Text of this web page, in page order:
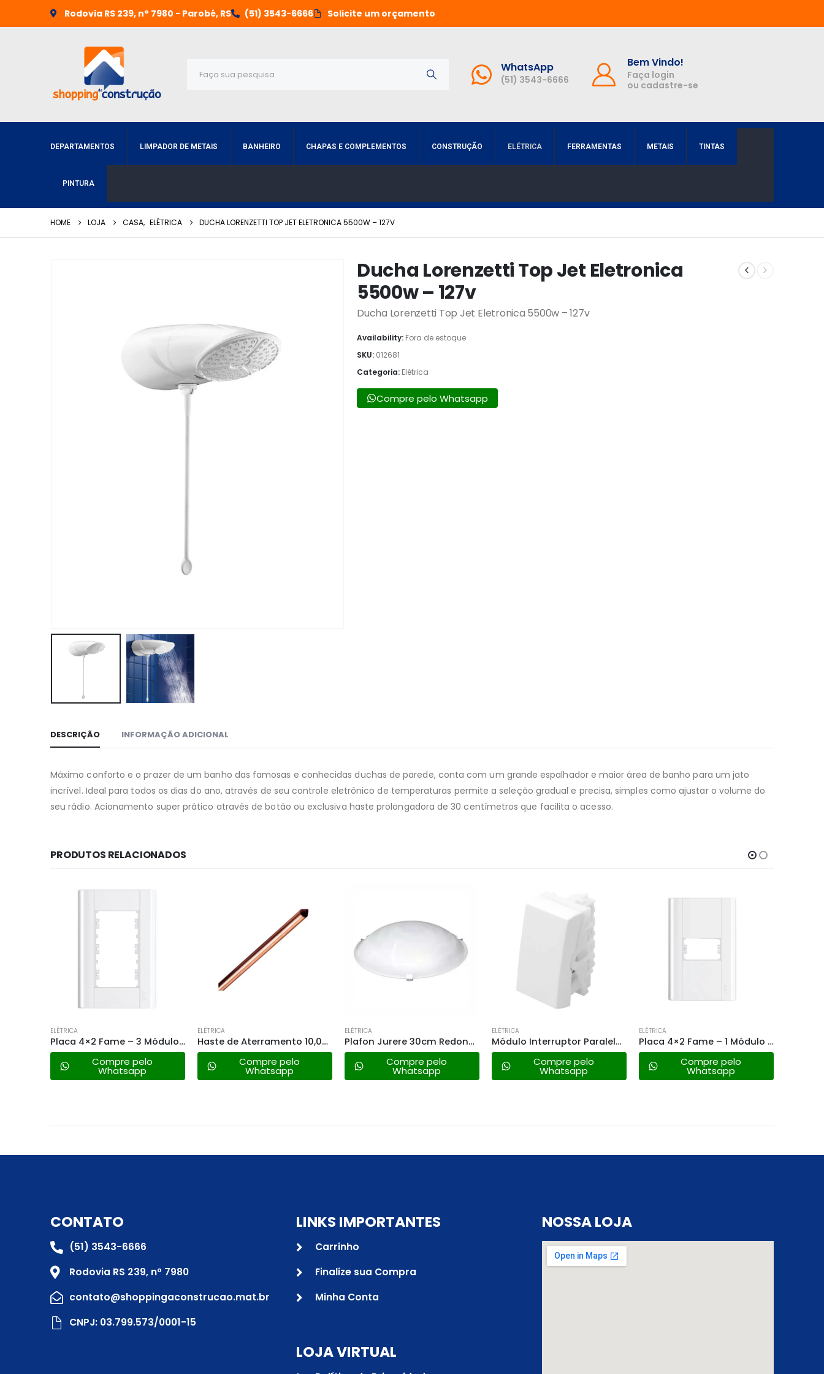
Rodovia RS 239, n° 7980 - Parobé, RS (51) 3543-6666 Solicite um orçamento
WhatsApp
(51) 3543-6666
Bem Vindo!
Faça login
ou cadastre-se
DEPARTAMENTOS LIMPADOR DE METAIS BANHEIRO CHAPAS E COMPLEMENTOS CONSTRUÇÃO ELÉTRICA FERRAMENTAS METAIS TINTAS
PINTURA
HOME LOJA CASA, ELÉTRICA DUCHA LORENZETTI TOP JET ELETRONICA 5500W – 127V
Ducha Lorenzetti Top Jet Eletronica
5500w – 127v
Ducha Lorenzetti Top Jet Eletronica 5500w – 127v
Availability: Fora de estoque
SKU: 012681
Categoria: Elétrica
Compre pelo Whatsapp
DESCRIÇÃO INFORMAÇÃO ADICIONAL
Máximo conforto e o prazer de um banho das famosas e conhecidas duchas de parede, conta com um grande espalhador e maior área de banho para um jato
incrível. Ideal para todos os dias do ano, através de seu controle eletrônico de temperaturas permite a seleção gradual e precisa, simples como ajustar o volume do
seu rádio. Acionamento super prático através de botão ou exclusiva haste prolongadora de 30 centímetros que facilita o acesso.
PRODUTOS RELACIONADOS
ELÉTRICA
Haste de Aterramento 10,00mm
Compre pelo
Whatsapp
ELÉTRICA
Plafon Jurere 30cm Redondo Br Taschibra
Compre pelo
Whatsapp
ELÉTRICA
Módulo Interruptor Paralelo Fame – 2865 Modulare/evidence
Compre pelo
Whatsapp
ELÉTRICA
Placa 4×2 Fame – 1 Módulo Horizontal – Modulare 0031
Compre pelo
Whatsapp
ELÉTRICA
Disjuntor Fame Mono 40a – Branco
Compre pelo
Whatsapp
CONTATO
(51) 3543-6666
Rodovia RS 239, nº 7980
contato@shoppingaconstrucao.mat.br
CNPJ: 03.799.573/0001-15
LINKS IMPORTANTES
Carrinho
Finalize sua Compra
Minha Conta
LOJA VIRTUAL
NOSSA LOJA